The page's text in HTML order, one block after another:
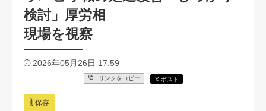
検討」厚労相
現場を視察
2026年05月26日 17:59
リンクをコピー X ポスト
保存